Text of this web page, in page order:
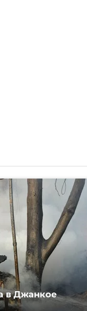
в Джанкое